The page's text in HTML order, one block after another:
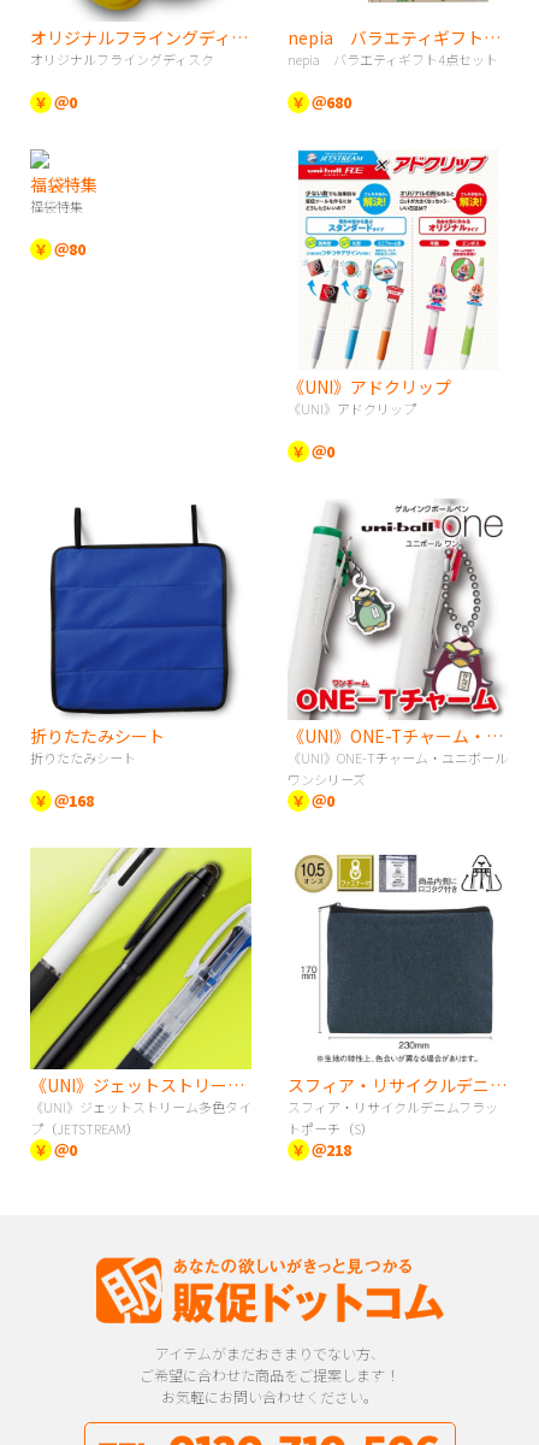
オリジナルフライングディスク
オリジナルフライングディスク
￥ ＠0
nepia バラエティギフト4点セット
nepia バラエティギフト4点セット
￥ ＠680
福袋特集
福袋特集
￥ ＠80
《UNI》アドクリップ
《UNI》アドクリップ
￥ ＠0
折りたたみシート
折りたたみシート
￥ ＠168
《UNI》ONE-Tチャーム・ユニボールワンシリーズ
《UNI》ONE-Tチャーム・ユニボール
ワンシリーズ
￥ ＠0
《UNI》ジェットストリーム多色タイプ（JETSTREAM）
《UNI》ジェットストリーム多色タイ
プ（JETSTREAM）
￥ ＠0
スフィア・リサイクルデニムフラットポーチ（S）
スフィア・リサイクルデニムフラッ
トポーチ（S）
￥ ＠218
アイテムがまだおきまりでない方、
ご希望に合わせた商品をご提案します！
お気軽にお問い合わせください。